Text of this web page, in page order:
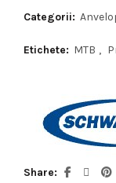
Categorii:
Etichete: MTB ,
Share